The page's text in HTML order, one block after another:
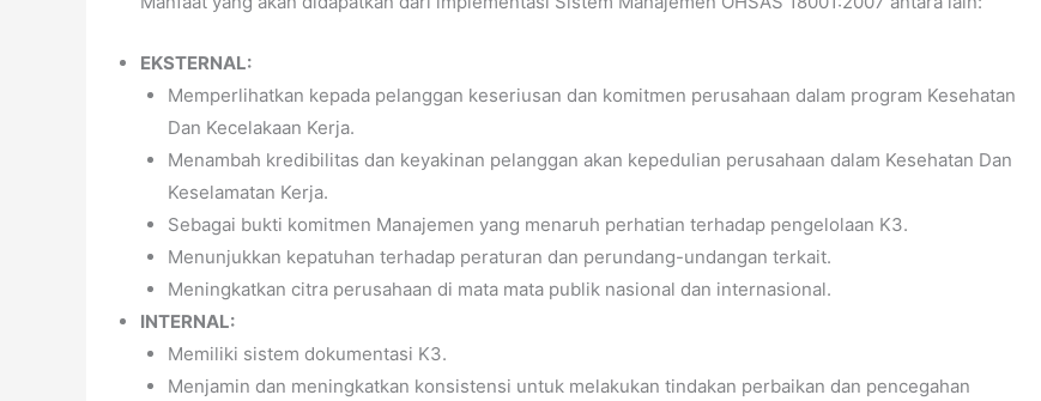
EKSTERNAL:
Memperlihatkan kepada pelanggan keseriusan dan komitmen perusahaan dalam program Kesehatan
Dan Kecelakaan Kerja.
Menambah kredibilitas dan keyakinan pelanggan akan kepedulian perusahaan dalam Kesehatan Dan
Keselamatan Kerja.
Sebagai bukti komitmen Manajemen yang menaruh perhatian terhadap pengelolaan K3.
Menunjukkan kepatuhan terhadap peraturan dan perundang-undangan terkait.
Meningkatkan citra perusahaan di mata mata publik nasional dan internasional.
INTERNAL:
Memiliki sistem dokumentasi K3.
Menjamin dan meningkatkan konsistensi untuk melakukan tindakan perbaikan dan pencegahan